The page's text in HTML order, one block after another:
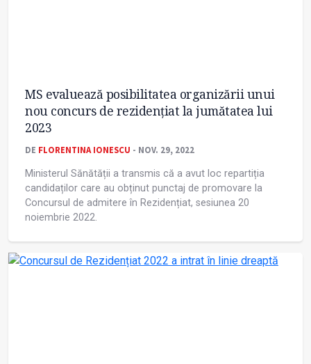
MS evaluează posibilitatea organizării unui
nou concurs de rezidențiat la jumătatea lui
2023
DE FLORENTINA IONESCU - NOV. 29, 2022
Ministerul Sănătății a transmis că a avut loc repartiția
candidaților care au obținut punctaj de promovare la
Concursul de admitere în Rezidențiat, sesiunea 20
noiembrie 2022.